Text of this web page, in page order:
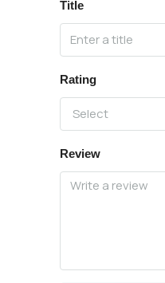
Title
Rating
Select
Review